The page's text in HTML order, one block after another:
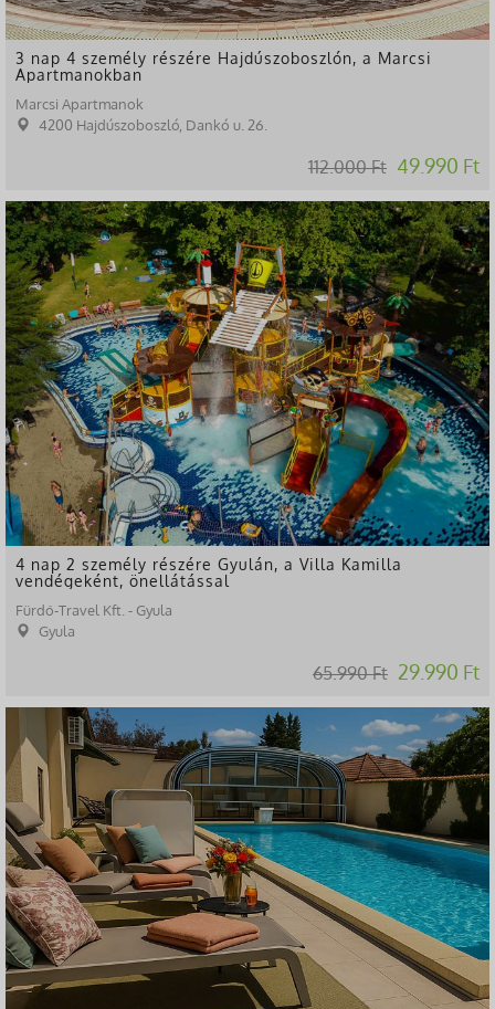
3 nap 4 személy részére Hajdúszoboszlón, a Marcsi
Apartmanokban
Marcsi Apartmanok
4200 Hajdúszoboszló, Dankó u. 26.
112.000 Ft 49.990 Ft
-55%
4 nap 2 személy részére Gyulán, a Villa Kamilla
vendégeként, önellátással
Fürdő-Travel Kft. - Gyula
Gyula
65.990 Ft 29.990 Ft
-43%